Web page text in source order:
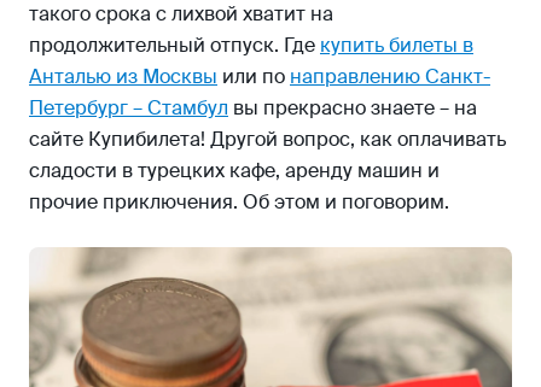
такого срока с лихвой хватит на
продолжительный отпуск. Где купить билеты в
Анталью из Москвы или по направлению Санкт-
Петербург – Стамбул вы прекрасно знаете – на
сайте Купибилета! Другой вопрос, как оплачивать
сладости в турецких кафе, аренду машин и
прочие приключения. Об этом и поговорим.